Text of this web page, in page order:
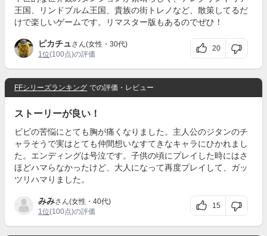
王国、リンドブルム王国、貴族の街トレノなど、散策してるだ
けで楽しいゲームです。リマスター版もあるのでぜひ！
ピカチュ さん(女性・30代)
1位(100点)の評価
20
FFシリーズランキング での評価・レビュー
ストーリーが良い！
ビビの苦悩にとても胸が痛くなりました。主人公のジタンのチ
ャラそうで実はとても仲間想いなすてきなキャラにひかれまし
た。エンディングは号泣です。子供の頃にプレイした時にはさ
ほどハマらなかったけど、大人になって再度プレイして、ガッ
ツリハマりました。
みみさん(女性・40代)
1位(100点)の評価
15